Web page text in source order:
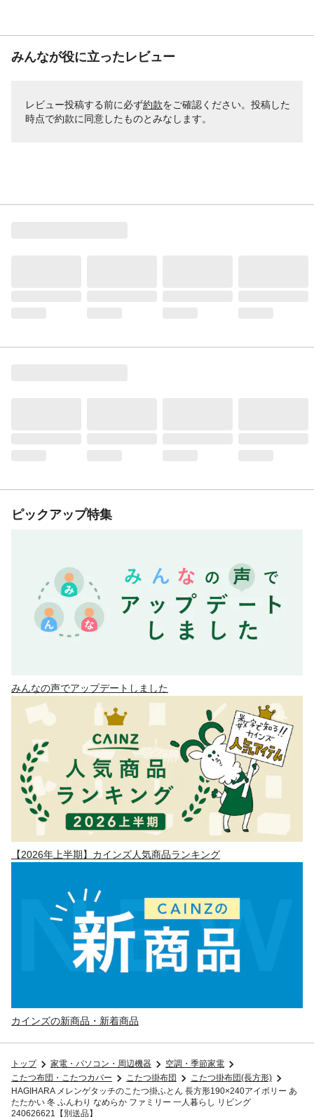
みんなが役に立ったレビュー
レビュー投稿する前に必ず約款をご確認ください。投稿した
時点で約款に同意したものとみなします。
ピックアップ特集
みんなの声でアップデートしました
【2026年上半期】カインズ人気商品ランキング
カインズの新商品・新着商品
トップ 家電・パソコン・周辺機器
空調・季節家電
こたつ布団・こたつカバー
こたつ掛布団
こたつ掛布団(長方形)
HAGIHARA メレンゲタッチのこたつ掛ふとん 長方形190×240アイボリー あ
たたかい 冬 ふんわり なめらか ファミリー 一人暮らし リビング
240626621【別送品】